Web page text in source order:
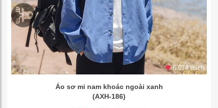
6.074 thích
Áo sơ mi nam khoác ngoài xanh
(AXH-186)